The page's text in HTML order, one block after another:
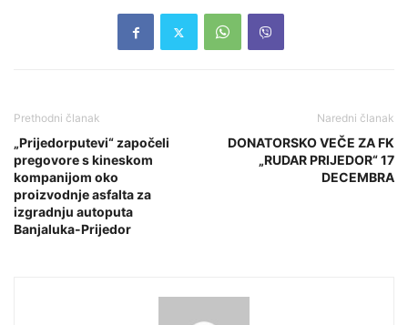
Prethodni članak
„Prijedorputevi“ započeli
pregovore s kineskom
kompanijom oko
proizvodnje asfalta za
izgradnju autoputa
Banjaluka-Prijedor
Naredni članak
DONATORSKO VEČE ZA FK
„RUDAR PRIJEDOR“ 17
DECEMBRA